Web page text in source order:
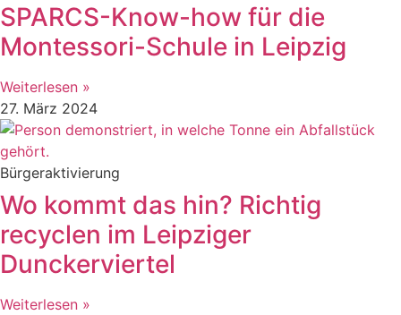
SPARCS-Know-how für die
Montessori-Schule in Leipzig
Weiterlesen »
27. März 2024
Bürgeraktivierung
Wo kommt das hin? Richtig
recyclen im Leipziger
Dunckerviertel
Weiterlesen »